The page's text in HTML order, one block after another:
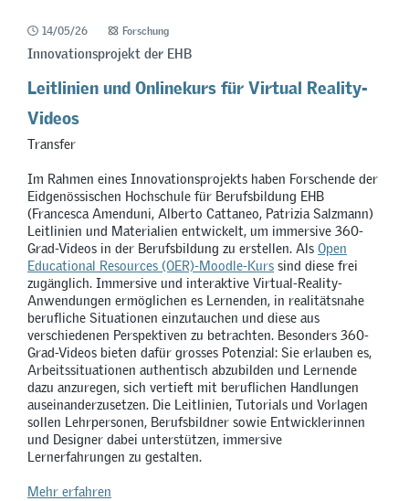
14/05/26 Forschung
Innovationsprojekt der EHB
Leitlinien und Onlinekurs für Virtual Reality-
Videos
Transfer
Im Rahmen eines Innovationsprojekts haben Forschende der
Eidgenössischen Hochschule für Berufsbildung EHB
(Francesca Amenduni, Alberto Cattaneo, Patrizia Salzmann)
Leitlinien und Materialien entwickelt, um immersive 360-
Grad-Videos in der Berufsbildung zu erstellen. Als Open
Educational Resources (OER)-Moodle-Kurs sind diese frei
zugänglich. Immersive und interaktive Virtual-Reality-
Anwendungen ermöglichen es Lernenden, in realitätsnahe
berufliche Situationen einzutauchen und diese aus
verschiedenen Perspektiven zu betrachten. Besonders 360-
Grad-Videos bieten dafür grosses Potenzial: Sie erlauben es,
Arbeitssituationen authentisch abzubilden und Lernende
dazu anzuregen, sich vertieft mit beruflichen Handlungen
auseinanderzusetzen. Die Leitlinien, Tutorials und Vorlagen
sollen Lehrpersonen, Berufsbildner sowie Entwicklerinnen
und Designer dabei unterstützen, immersive
Lernerfahrungen zu gestalten.
Mehr erfahren